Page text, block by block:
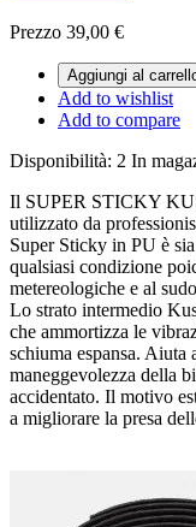
Prezzo 39,00 €
Aggiungi al
Add to wishlist
Add to compare
Disponibilità: 2 In
Il SUPER STICKY
utilizzato da
Super Sticky in PU è
qualsiasi condizione
metereologiche e al
Lo strato intermedio
che ammortizza le
schiuma espansa.
maneggevolezza della
accidentato. Il motivo
a migliorare la presa